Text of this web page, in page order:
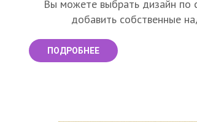
Вы можете выбрать дизайн по
добавить собственные
ПОДРОБНЕЕ